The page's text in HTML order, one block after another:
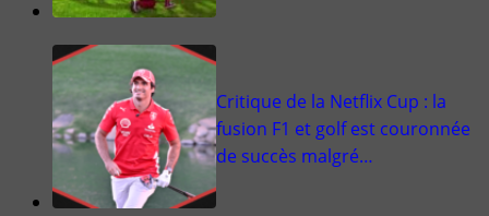
Critique de la Netflix Cup : la
fusion F1 et golf est couronnée
de succès malgré…